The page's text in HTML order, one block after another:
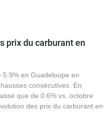
prix du carburant en
en Guadeloupe en
consécutives. En
que de 0.6% vs. octobre
des prix du carburant en